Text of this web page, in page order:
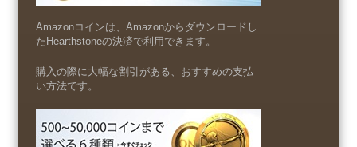
Amazonコインは、Amazonからダウンロードし
たHearthstoneの決済で利用できます。
購入の際に大幅な割引がある、おすすめの支払
い方法です。